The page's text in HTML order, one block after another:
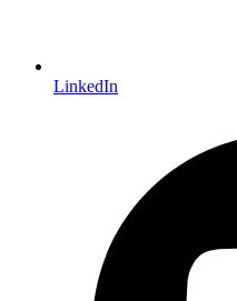
LinkedIn